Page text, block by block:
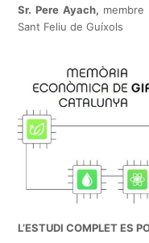
Sr. Pere Ayach,
Sant Feliu de Guíxols
L’ESTUDI COMPLET ES